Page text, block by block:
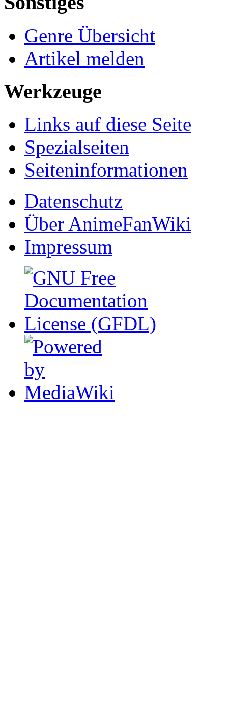
Genre Übersicht
Artikel melden
Werkzeuge
Links auf diese Seite
Spezialseiten
Seiten­informationen
Datenschutz
Über AnimeFanWiki
Impressum